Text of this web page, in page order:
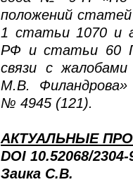
положений
1 статьи 1070 и
РФ и статьи 60
связи с
М.В.
№ 4945 (121).
АКТУАЛЬНЫЕ
DOI 10.52068/
Заика С.В.